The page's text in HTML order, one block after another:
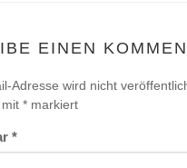
EINEN
Adresse wird nicht
* markiert
*